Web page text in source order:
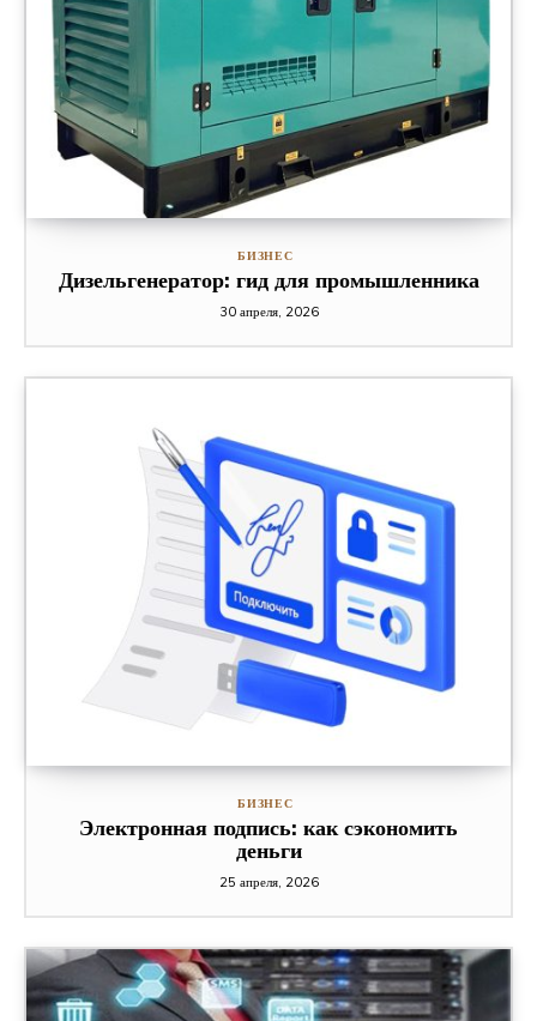
БИЗНЕС
Дизельгенератор: гид для промышленника
30 апреля, 2026
БИЗНЕС
Электронная подпись: как сэкономить
деньги
25 апреля, 2026